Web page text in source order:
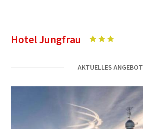
Hotel Jungfrau
AKTUELLES ANGEBOT